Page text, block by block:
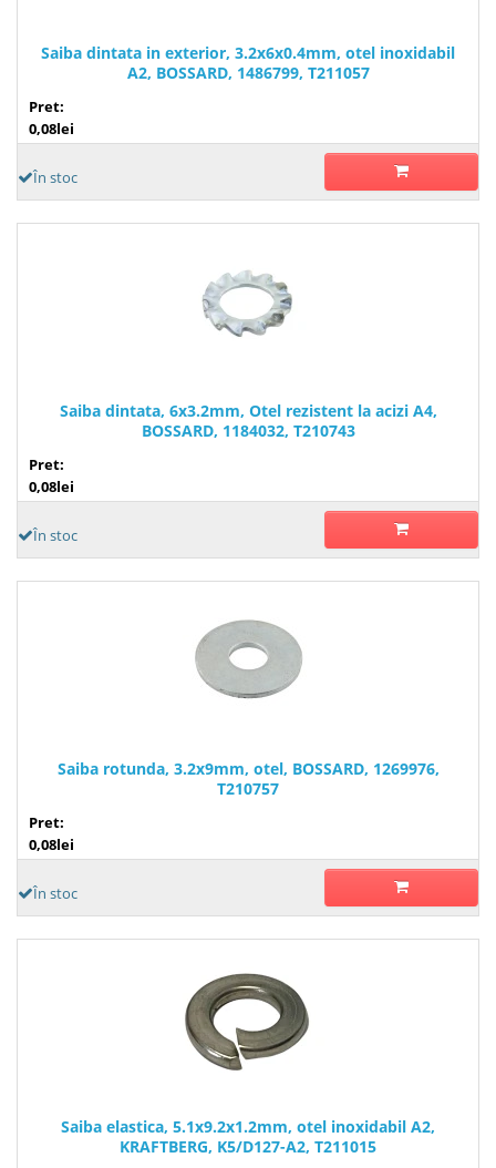
Saiba dintata in exterior, 3.2x6x0.4mm, otel inoxidabil
A2, BOSSARD, 1486799, T211057
Pret:
0,08lei
În stoc
Saiba dintata, 6x3.2mm, Otel rezistent la acizi A4,
BOSSARD, 1184032, T210743
Pret:
0,08lei
În stoc
Saiba rotunda, 3.2x9mm, otel, BOSSARD, 1269976,
T210757
Pret:
0,08lei
În stoc
Saiba elastica, 5.1x9.2x1.2mm, otel inoxidabil A2,
KRAFTBERG, K5/D127-A2, T211015